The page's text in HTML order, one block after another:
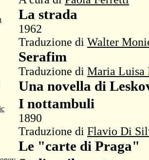
La strada
1962
Traduzione di Walter
Serafim
Traduzione di Maria Luisa
Una novella di
I nottambuli
1890
Traduzione di Flavio Di
Le "carte di Praga"